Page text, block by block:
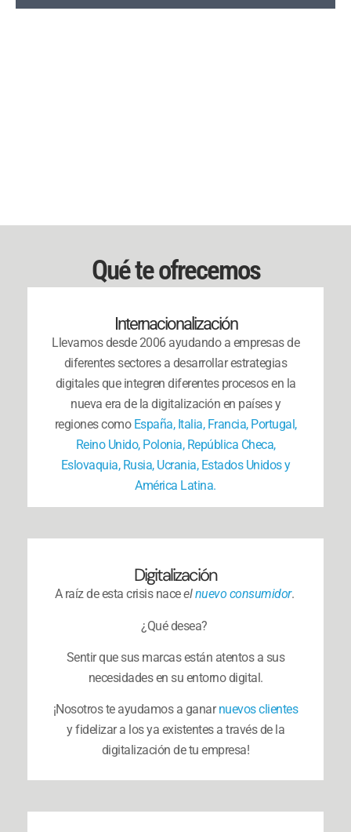
Qué te ofrecemos
Internacionalización
Llevamos desde 2006 ayudando a empresas de
diferentes sectores a desarrollar estrategias
digitales que integren diferentes procesos en la
nueva era de la digitalización en países y
regiones como España, Italia, Francia, Portugal,
Reino Unido, Polonia, República Checa,
Eslovaquia, Rusia, Ucrania, Estados Unidos y
América Latina.
Digitalización
A raíz de esta crisis naceelnuevo consumidor.
¿Qué desea?
Sentir que sus marcas están atentos a sus
necesidades en su entorno digital.
¡Nosotros te ayudamos a ganarnuevos clientes
yfidelizar a los ya existentes a través de la
digitalización de tu empresa!